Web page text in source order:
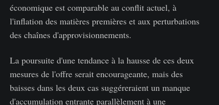
économique est comparable au conflit actuel, à
l'inflation des matières premières et aux perturbations
des chaînes d'approvisionnements.
La poursuite d'une tendance à la hausse de ces deux
mesures de l'offre serait encourageante, mais des
baisses dans les deux cas suggéreraient un manque
d'accumulation entrante parallèlement à une